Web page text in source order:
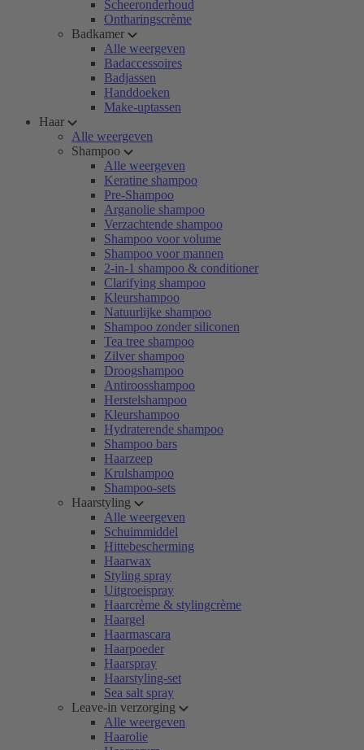
Scheeronderhoud
Ontharingscrème
Badkamer
Alle weergeven
Badaccessoires
Badjassen
Handdoeken
Make-uptassen
Haar
Alle weergeven
Shampoo
Alle weergeven
Keratine shampoo
Pre-Shampoo
Arganolie shampoo
Verzachtende shampoo
Shampoo voor volume
Shampoo voor mannen
2-in-1 shampoo & conditioner
Clarifying shampoo
Kleurshampoo
Natuurlijke shampoo
Shampoo zonder siliconen
Tea tree shampoo
Zilver shampoo
Droogshampoo
Antiroosshampoo
Herstelshampoo
Kleurshampoo
Hydraterende shampoo
Shampoo bars
Haarzeep
Krulshampoo
Shampoo-sets
Haarstyling
Alle weergeven
Schuimmiddel
Hittebescherming
Haarwax
Styling spray
Uitgroeispray
Haarcrème & stylingcrème
Haargel
Haarmascara
Haarpoeder
Haarspray
Haarstyling-set
Sea salt spray
Leave-in verzorging
Alle weergeven
Haarolie